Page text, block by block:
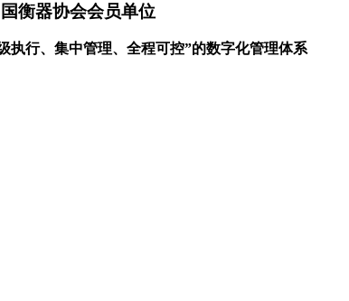
衡器协会会员单位
执行、集中管理、全程可控”的数字化管理体系